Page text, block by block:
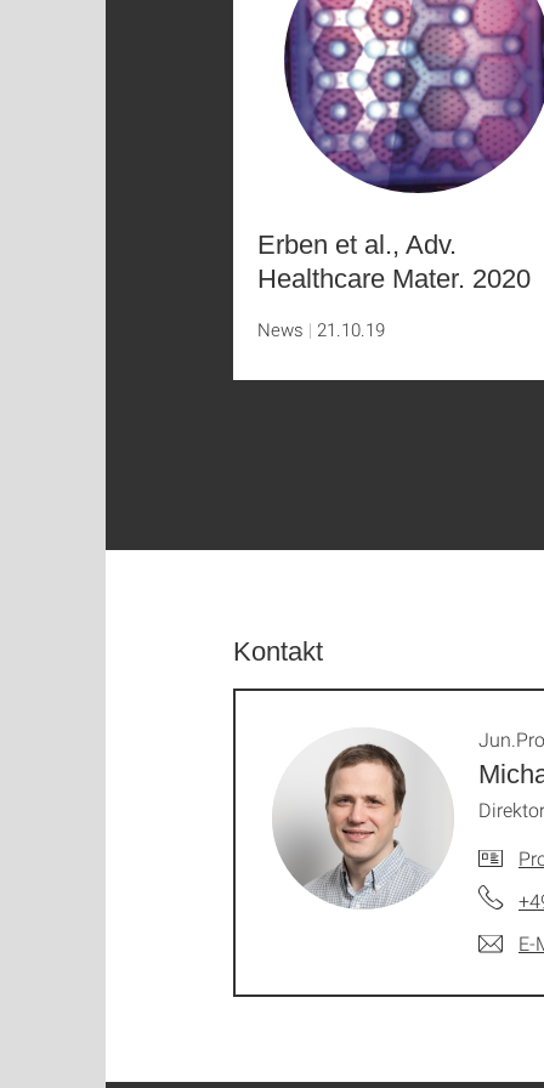
Erben et al., Adv.
Healthcare Mater. 2020
News 21.10.19
Kontakt
E-